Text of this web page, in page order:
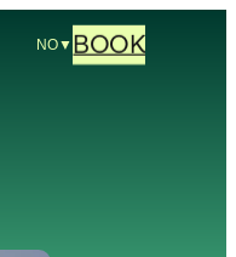
NO▼ BOOK